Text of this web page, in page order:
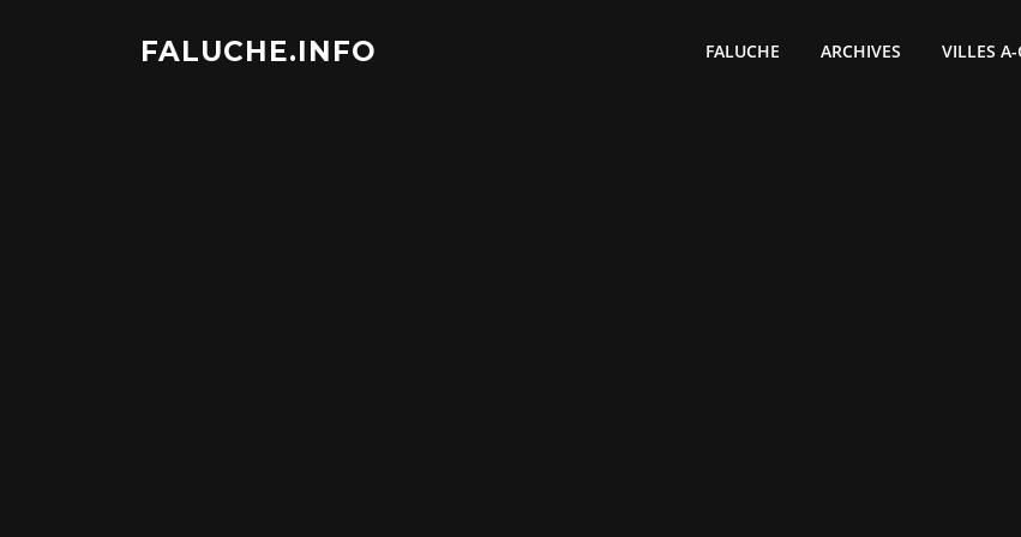
FALUCHE.INFO FALUCHE ARCHIVES VILLES A-